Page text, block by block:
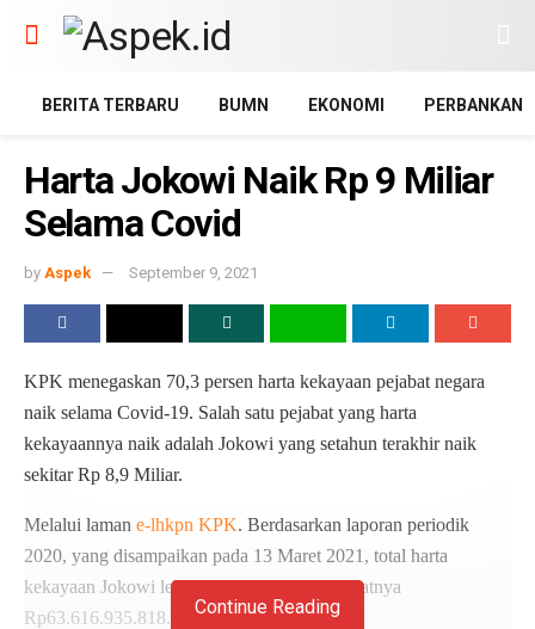
BERITA TERBARU BUMN EKONOMI PERBANKAN
Harta Jokowi Naik Rp 9 Miliar
Selama Covid
by Aspek September 9, 2021
KPK menegaskan 70,3 persen harta kekayaan pejabat negara
naik selama Covid-19. Salah satu pejabat yang harta
kekayaannya naik adalah Jokowi yang setahun terakhir naik
sekitar Rp 8,9 Miliar.
Melalui laman e-lhkpn KPK. Berdasarkan laporan periodik
2020, yang disampaikan pada 13 Maret 2021, total harta
kekayaan Jokowi lebih dari Rp 63 miliar, tepatnya
Rp63.616.935.818.
Continue Reading